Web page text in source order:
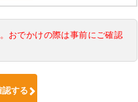
おでかけの際は事前にご確認
する